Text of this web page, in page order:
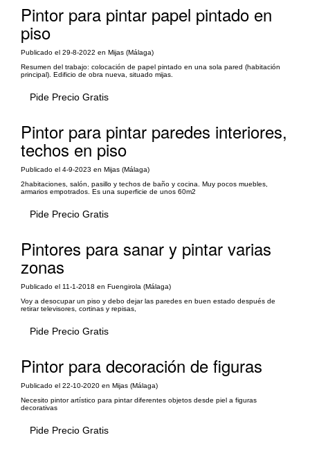
Pintor para pintar papel pintado en
piso
Publicado el 29-8-2022 en Mijas (Málaga)
Resumen del trabajo: colocación de papel pintado en una sola pared (habitación
principal). Edificio de obra nueva, situado mijas.
Pide Precio Gratis
Pintor para pintar paredes interiores,
techos en piso
Publicado el 4-9-2023 en Mijas (Málaga)
2habitaciones, salón, pasillo y techos de baño y cocina. Muy pocos muebles,
armarios empotrados. Es una superficie de unos 60m2
Pide Precio Gratis
Pintores para sanar y pintar varias
zonas
Publicado el 11-1-2018 en Fuengirola (Málaga)
Voy a desocupar un piso y debo dejar las paredes en buen estado después de
retirar televisores, cortinas y repisas,
Pide Precio Gratis
Pintor para decoración de figuras
Publicado el 22-10-2020 en Mijas (Málaga)
Necesito pintor artístico para pintar diferentes objetos desde piel a figuras
decorativas
Pide Precio Gratis